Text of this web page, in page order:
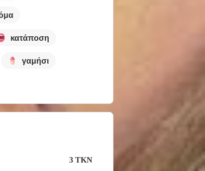
κατάποση
γαμήσι
3 TKN